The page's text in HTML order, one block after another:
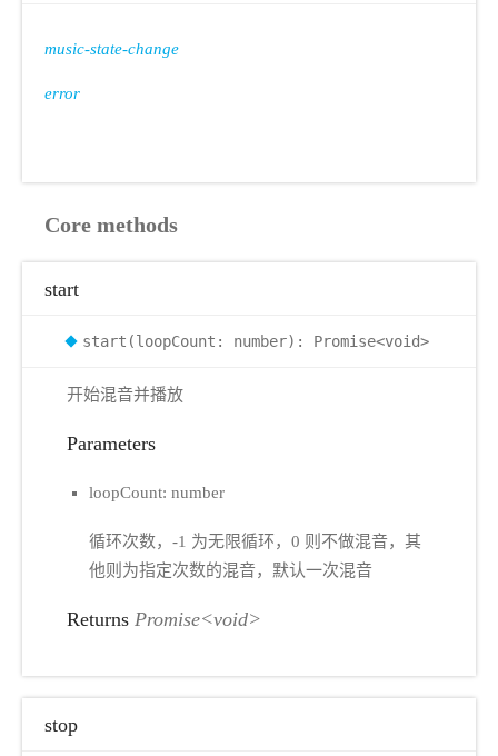
music-state-change
error
Core methods
start
start(loopCount: number): Promise<void>
开始混音并播放
Parameters
loopCount: number
循环次数，-1 为无限循环，0 则不做混音，其
他则为指定次数的混音，默认一次混音
Returns Promise<void>
stop